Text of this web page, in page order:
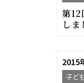
第12
しま
2015
子ど